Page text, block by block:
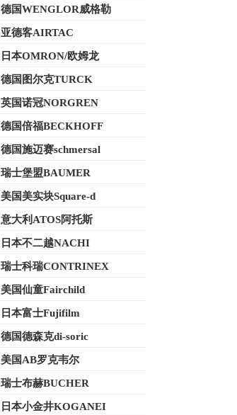
德国WENGLOR威格勒
亚德客AIRTAC
日本OMRON/欧姆龙
德国图尔克TURCK
英国诺冠NORGREN
德国倍福BECKHOFF
德国施迈赛schmersal
瑞士堡盟BAUMER
美国美实块Square-d
意大利ATOS阿托斯
日本不二越NACHI
瑞士科瑞CONTRINEX
美国仙童Fairchild
日本富士Fujifilm
德国德森克di-soric
美国AB罗克韦尔
瑞士布赫BUCHER
日本小金井KOGANEI